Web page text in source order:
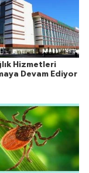
Hizmetleri
Devam Ediyor